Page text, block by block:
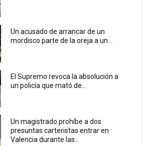
Un acusado de arrancar de un
mordisco parte de la oreja a un...
El Supremo revoca la absolución a
un policía que mató de...
Un magistrado prohíbe a dos
presuntas carteristas entrar en
Valencia durante las...